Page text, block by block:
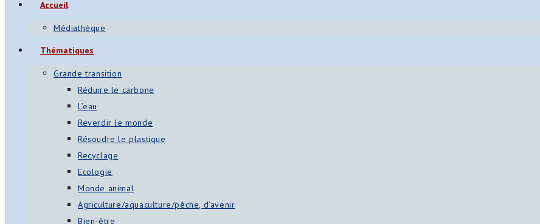
Accueil
Médiathèque
Thématiques
Grande transition
Réduire le carbone
L’eau
Reverdir le monde
Résoudre le plastique
Recyclage
Ecologie
Monde animal
Agriculture/aquaculture/pêche, d’avenir
Bien-être